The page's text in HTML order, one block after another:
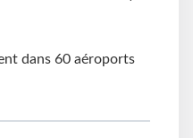
dans 60 aéroports